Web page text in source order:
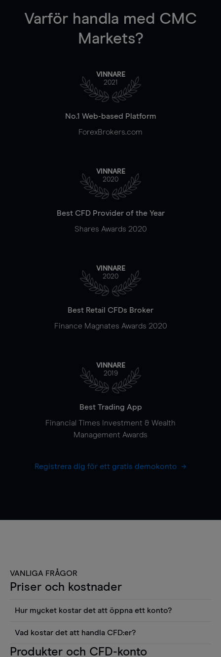
Varför handla med CMC
Markets?
VINNARE
2021
No.1 Web-based Platform
ForexBrokers.com
VINNARE
2020
Best CFD Provider of the Year
Shares Awards 2020
VINNARE
2020
Best Retail CFDs Broker
Finance Magnates Awards 2020
VINNARE
2019
Best Trading App
Financial Times Investment & Wealth
Management Awards
Registrera dig för ett gratis demokonto
VANLIGA FRÅGOR
Priser och kostnader
Hur mycket kostar det att öppna ett konto?
använda sådana verktyg som diagram, Reuters
Vad kostar det att handla CFD:er?
Det är en rad kostnader att tänka på när man
Produkter och CFD-konto